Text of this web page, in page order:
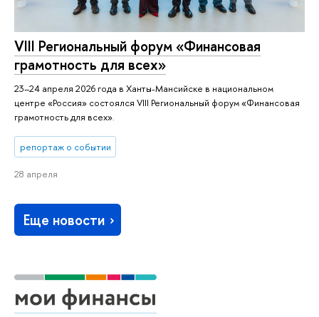
VIII Региональный форум «Финансовая
грамотность для всех»
23–24 апреля 2026 года в Ханты-Мансийске в национальном
центре «Россия» состоялся VIII Региональный форум «Финансовая
грамотность для всех».
репортаж о событии
28 апреля
Еще новости